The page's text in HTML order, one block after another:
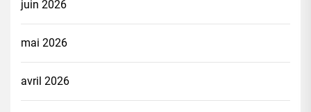
juin 2026
mai 2026
avril 2026